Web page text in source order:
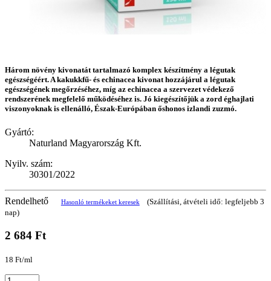
Három növény kivonatát tartalmazó komplex készítmény a légutak
egészségéért. A kakukkfű- és echinacea kivonat hozzájárul a légutak
egészségének megőrzéséhez, míg az echinacea a szervezet védekező
rendszerének megfelelő működéséhez is. Jó kiegészítőjük a zord éghajlati
viszonyoknak is ellenálló, Észak-Európában őshonos izlandi zuzmó.
Gyártó:
Naturland Magyarország Kft.
Nyilv. szám:
30301/2022
Rendelhető Hasonló termékeket keresek
(Szállítási, átvételi idő: legfeljebb 3
nap)
2 684 Ft
18 Ft/ml